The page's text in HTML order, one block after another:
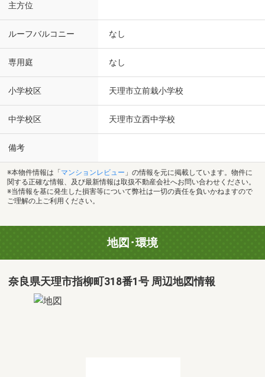
主方位
ルーフバルコニー なし
専用庭 なし
小学校区 天理市立前栽小学校
中学校区 天理市立西中学校
備考
※本物件情報は「 マンションレビュー 」の情報を元に掲載しています。物件に
関する正確な情報、及び最新情報は取扱不動産会社へお問い合わせください。
※当情報を基に発生した損害等について弊社は一切の責任を負いかねますので
ご理解の上ご利用ください。
地図･環境
奈良県天理市指柳町318番1号 周辺地図情報